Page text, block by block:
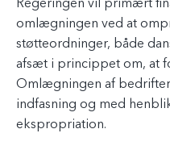
Regeringen vil primært
omlægningen ved at
støtteordninger, både
afsæt i princippet om, at
Omlægningen af
indfasning og med
ekspropriation.